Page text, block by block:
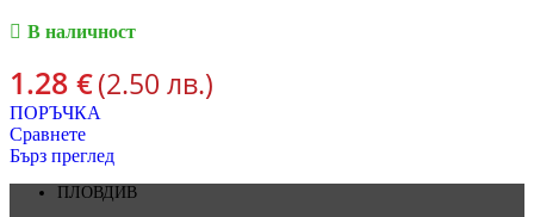
В наличност
1.28 €(2.50 лв.)
ПОРЪЧКА
Сравнете
Бърз преглед
ПЛОВДИВ